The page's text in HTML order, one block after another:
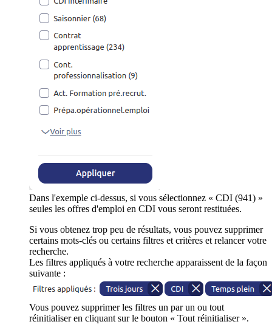
Dans l'exemple ci-dessus, si vous sélectionnez « CDI (941) »
seules les offres d'emploi en CDI vous seront restituées.
Si vous obtenez trop peu de résultats, vous pouvez supprimer
certains mots-clés ou certains filtres et critères et relancer votre
recherche.
Les filtres appliqués à votre recherche apparaissent de la façon
suivante :
Vous pouvez supprimer les filtres un par un ou tout
réinitialiser en cliquant sur le bouton « Tout réinitialiser ».